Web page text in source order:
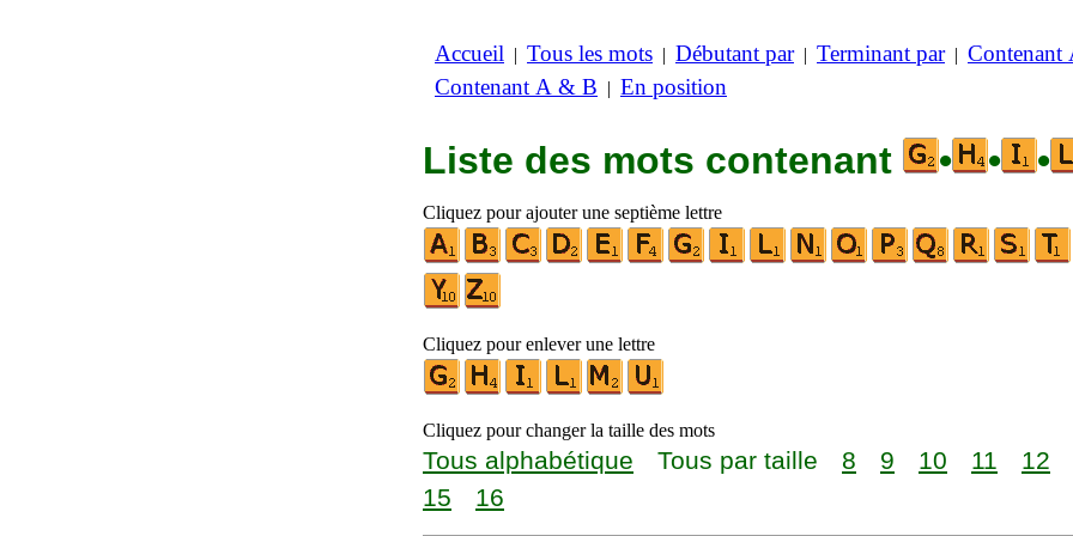
Accueil | Tous les mots | Débutant par| Terminant par| Contenant
Contenant A & B | En position
Liste des mots contenant • • •
Cliquez pour ajouter une septième lettre
Cliquez pour enlever une lettre
Cliquez pour changer la taille des mots
Tous alphabétique Tous par taille 8 9 10 11 12
15
16